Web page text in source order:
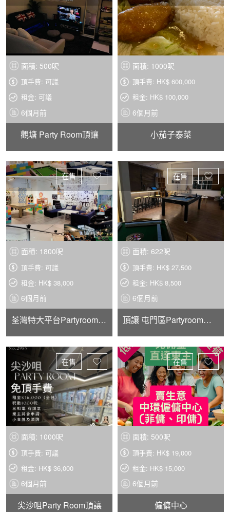
面積: 500呎
頂手費: 可議
租金: 可議
6個月前
觀塘 Party Room頂讓
面積: 1000呎
頂手費: HK$ 600,000
租金: HK$ 100,000
6個月前
小茄子泰菜
面積: 1800呎
頂手費: 可議
租金: HK$ 38,000
6個月前
在售
荃灣特大平台Partyroom頂讓
面積: 622呎
頂手費: HK$ 27,500
租金: HK$ 8,500
6個月前
在售
頂讓 屯門區Partyroom房 近屯門地鐵站6-8分鐘路程
面積: 1000呎
頂手費: 可議
租金: HK$ 36,000
6個月前
在售
尖沙咀Party Room頂讓
面積: 500呎
頂手費: HK$ 19,000
租金: HK$ 15,000
6個月前
在售
僱傭中心